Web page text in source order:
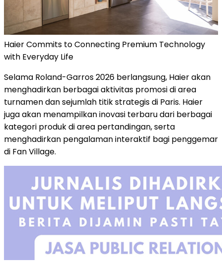
Haier Commits to Connecting Premium Technology
with Everyday Life
Selama Roland-Garros 2026 berlangsung, Haier akan
menghadirkan berbagai aktivitas promosi di area
turnamen dan sejumlah titik strategis di Paris. Haier
juga akan menampilkan inovasi terbaru dari berbagai
kategori produk di area pertandingan, serta
menghadirkan pengalaman interaktif bagi penggemar
di Fan Village.